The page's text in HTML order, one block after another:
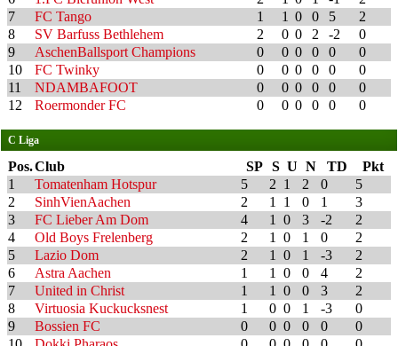
7
FC Tango 1 1 0 0 5
2
8
SV Barfuss Bethlehem 2 0 0 2 -2
0
9
AschenBallsport Champions 0 0 0 0 0
0
10
FC Twinky 0 0 0 0 0
0
11
NDAMBAFOOT 0 0 0 0 0
0
12
Roermonder FC 0 0 0 0 0 0
C Liga
Pos.Club SP S U N TD
Pkt
1
Tomatenham Hotspur 5 2 1 2 0
5
2
SinhVienAachen 2 1 1 0 1
3
3
FC Lieber Am Dom 4 1 0 3 -2
2
4
Old Boys Frelenberg 2 1 0 1 0
2
5
Lazio Dom 2 1 0 1 -3
2
6
Astra Aachen 1 1 0 0 4
2
7
United in Christ 1 1 0 0 3
2
8
Virtuosia Kuckucksnest 1 0 0 1 -3
0
9
Bossien FC 0 0 0 0 0
0